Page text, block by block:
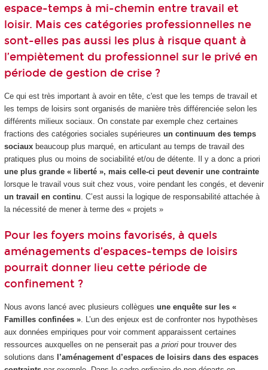
espace-temps à mi-chemin entre travail et
loisir. Mais ces catégories professionnelles ne
sont-elles pas aussi les plus à risque quant à
l’empiètement du professionnel sur le privé en
période de gestion de crise ?
Ce qui est très important à avoir en tête, c'est que les temps de travail et
les temps de loisirs sont organisés de manière très différenciée selon les
différents milieux sociaux. On constate par exemple chez certaines
fractions des catégories sociales supérieures un continuum des temps
sociauxbeaucoup plus marqué, en articulant au temps de travail des
pratiques plus ou moins de sociabilité et/ou de détente. Il y a donc a priori
une plus grande « liberté », mais celle-ci peut devenir une contrainte
lorsque le travail vous suit chez vous, voire pendant les congés, et devenir
un travail en continu. C’est aussi la logique de responsabilité attachée à
la nécessité de mener à terme des « projets »
Pour les foyers moins favorisés, à quels
aménagements d’espaces-temps de loisirs
pourrait donner lieu cette période de
confinement ?
Nous avons lancé avec plusieurs collègues une enquête sur les «
Familles confinées ». L’un des enjeux est de confronter nos hypothèses
aux données empiriques pour voir comment apparaissent certaines
ressources auxquelles on ne penserait pas a priori pour trouver des
solutions dans
l’aménagement d’espaces de loisirs dans des espaces